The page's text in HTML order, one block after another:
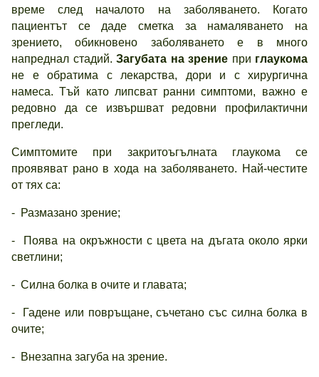
време след началото на заболяването. Когато
пациентът се даде сметка за намаляването на
зрението, обикновено заболяването е в много
напреднал стадий. Загубата на зрение при глаукома
не е обратима с лекарства, дори и с хирургична
намеса. Тъй като липсват ранни симптоми, важно е
редовно да се извършват редовни профилактични
прегледи.
Симптомите при закритоъгълната глаукома се
проявяват рано в хода на заболяването. Най-честите
от тях са:
- Размазано зрение;
- Поява на окръжности с цвета на дъгата около ярки
светлини;
- Силна болка в очите и главата;
- Гадене или повръщане, съчетано със силна болка в
очите;
- Внезапна загуба на зрение.